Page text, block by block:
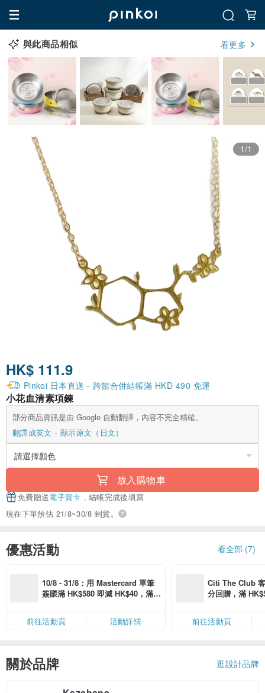
與此商品相似 看更多
1/1
HK$ 111.9
Pinkoi 日本直送 - 跨館合併結帳滿 HKD 490 免運
小花血清素項鍊
部分商品資訊是由 Google 自動翻譯，內容不完全精確。
翻譯成英文
顯示原文（日文）
放入購物車
免費贈送電子賀卡 ，結帳完成後填寫
現在下單預估 21/8~30/8 到貨。
優惠活動 看全部 (7)
10/8 - 31/8：用 Mastercard 單筆
簽賬滿 HK$580 即減 HK$40，滿 H
額有限，額滿即止，僅限「常用信
前往活動頁 活動詳情
Citi The Club
分回贈，滿
前往活動頁
關於品牌 逛設計品牌